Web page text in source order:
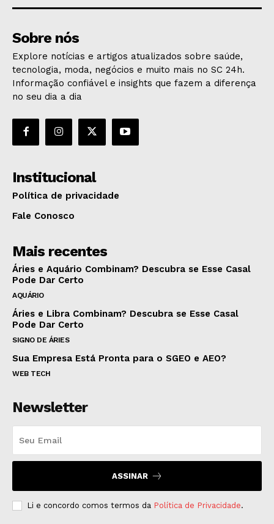
Sobre nós
Explore notícias e artigos atualizados sobre saúde,
tecnologia, moda, negócios e muito mais no SC 24h.
Informação confiável e insights que fazem a diferença
no seu dia a dia
Institucional
Política de privacidade
Fale Conosco
Mais recentes
Áries e Aquário Combinam? Descubra se Esse Casal
Pode Dar Certo
AQUÁRIO
Áries e Libra Combinam? Descubra se Esse Casal
Pode Dar Certo
SIGNO DE ÁRIES
Sua Empresa Está Pronta para o SGEO e AEO?
WEB TECH
Newsletter
ASSINAR
Li e concordo comos termos da Política de Privacidade.